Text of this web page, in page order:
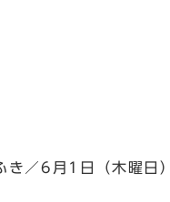
／6月1日（木曜日